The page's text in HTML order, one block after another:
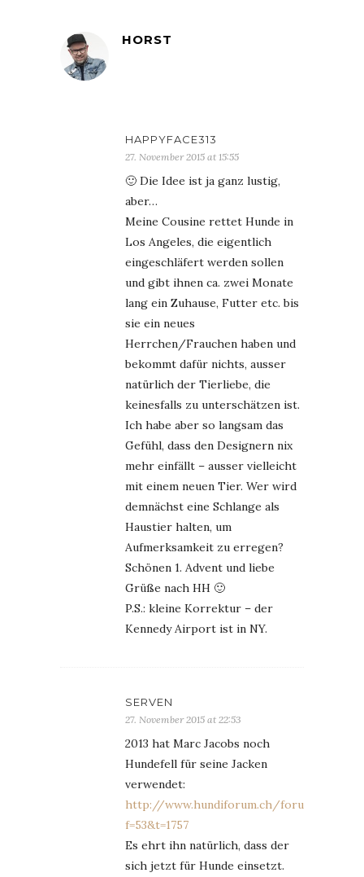
HORST
HAPPYFACE313
27. November 2015 at 15:55
🙂 Die Idee ist ja ganz lustig,
aber…
Meine Cousine rettet Hunde in
Los Angeles, die eigentlich
eingeschläfert werden sollen
und gibt ihnen ca. zwei Monate
lang ein Zuhause, Futter etc. bis
sie ein neues
Herrchen/Frauchen haben und
bekommt dafür nichts, ausser
natürlich der Tierliebe, die
keinesfalls zu unterschätzen ist.
Ich habe aber so langsam das
Gefühl, dass den Designern nix
mehr einfällt – ausser vielleicht
mit einem neuen Tier. Wer wird
demnächst eine Schlange als
Haustier halten, um
Aufmerksamkeit zu erregen?
Schönen 1. Advent und liebe
Grüße nach HH 🙂
P.S.: kleine Korrektur – der
Kennedy Airport ist in NY.
SERVEN
27. November 2015 at 22:53
2013 hat Marc Jacobs noch
Hundefell für seine Jacken
verwendet:
http://www.hundiforum.ch/forum/
f=53&t=1757
Es ehrt ihn natürlich, dass der
sich jetzt für Hunde einsetzt.